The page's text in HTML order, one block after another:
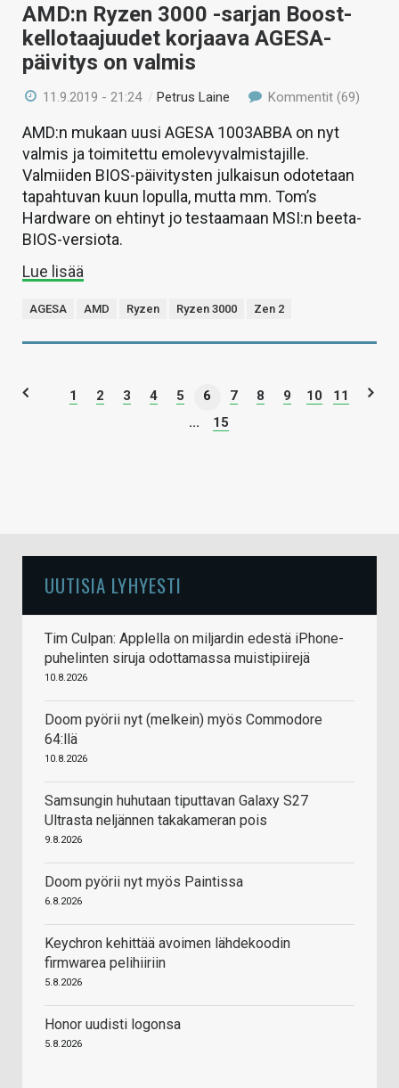
AMD:n Ryzen 3000 -sarjan Boost-
kellotaajuudet korjaava AGESA-
päivitys on valmis
11.9.2019 - 21:24 /Petrus Laine Kommentit (69)
AMD:n mukaan uusi AGESA 1003ABBA on nyt
valmis ja toimitettu emolevyvalmistajille.
Valmiiden BIOS-päivitysten julkaisun odotetaan
tapahtuvan kuun lopulla, mutta mm. Tom’s
Hardware on ehtinyt jo testaamaan MSI:n beeta-
BIOS-versiota.
Lue lisää
AGESA AMD Ryzen Ryzen 3000 Zen 2
1 2 3 4 5 6 7 8 9 10
11
...
15
UUTISIA LYHYESTI
Tim Culpan: Applella on miljardin edestä iPhone-
puhelinten siruja odottamassa muistipiirejä
10.8.2026
Doom pyörii nyt (melkein) myös Commodore
64:llä
10.8.2026
Samsungin huhutaan tiputtavan Galaxy S27
Ultrasta neljännen takakameran pois
9.8.2026
Doom pyörii nyt myös Paintissa
6.8.2026
Keychron kehittää avoimen lähdekoodin
firmwarea pelihiiriin
5.8.2026
Honor uudisti logonsa
5.8.2026